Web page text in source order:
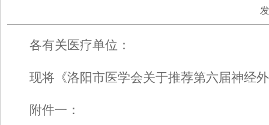
发
各有关医疗单位：
现将 《洛阳市医学会关于推荐第六届神经
附件一：